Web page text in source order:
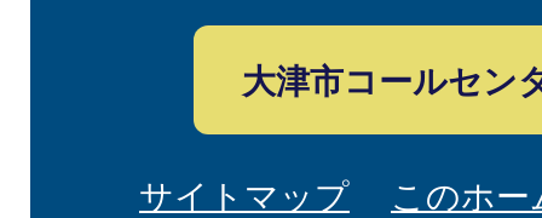
大津市コールセン
サイトマップ このホ